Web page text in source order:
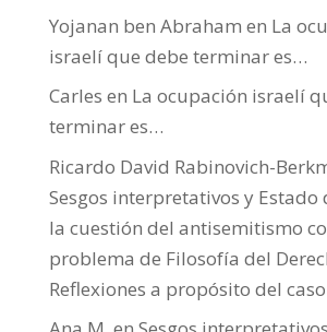
Yojanan ben Abraham en La
israelí que debe terminar es…
Carles en La ocupación israelí
terminar es…
Ricardo David Rabinovich-
Sesgos interpretativos y Estado
la cuestión del antisemitismo
problema de Filosofía del
Reflexiones a propósito del